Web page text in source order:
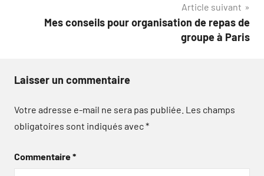
Article suivant
Mes conseils pour organisation de repas de
groupe à Paris
Laisser un commentaire
Votre adresse e-mail ne sera pas publiée. Les champs
obligatoires sont indiqués avec*
Commentaire*